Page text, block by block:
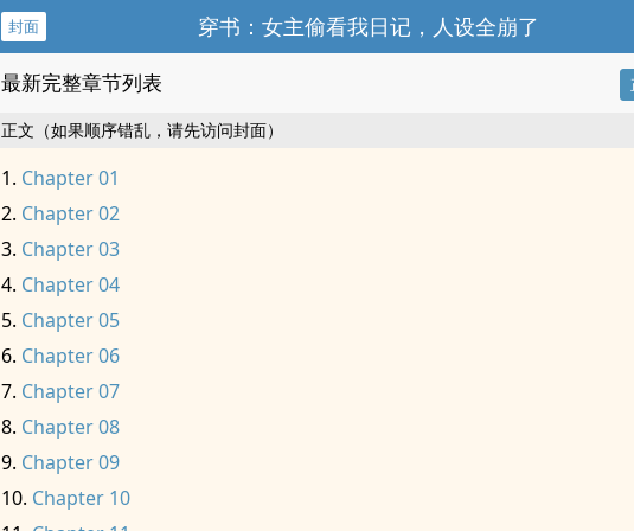
封面 穿书：女主偷看我日记，人设全崩了
最新完整章节列表
正文（如果顺序错乱，请先访问封面）
Chapter 01
Chapter 02
Chapter 03
Chapter 04
Chapter 05
Chapter 06
Chapter 07
Chapter 08
Chapter 09
Chapter 10